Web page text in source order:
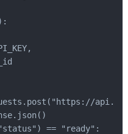
== "ready":